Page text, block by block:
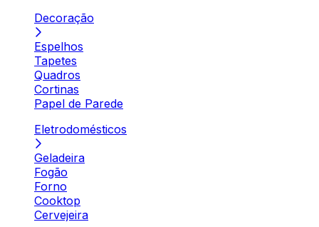
Decoração
Espelhos
Tapetes
Quadros
Cortinas
Papel de Parede
Eletrodomésticos
Geladeira
Fogão
Forno
Cooktop
Cervejeira